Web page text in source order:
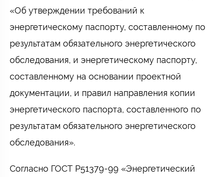
«Об утверждении требований к
энергетическому паспорту, составленному по
результатам обязательного энергетического
обследования, и энергетическому паспорту,
составленному на основании проектной
документации, и правил направления копии
энергетического паспорта, составленного по
результатам обязательного энергетического
обследования».
Согласно ГОСТ Р51379-99 «Энергетический